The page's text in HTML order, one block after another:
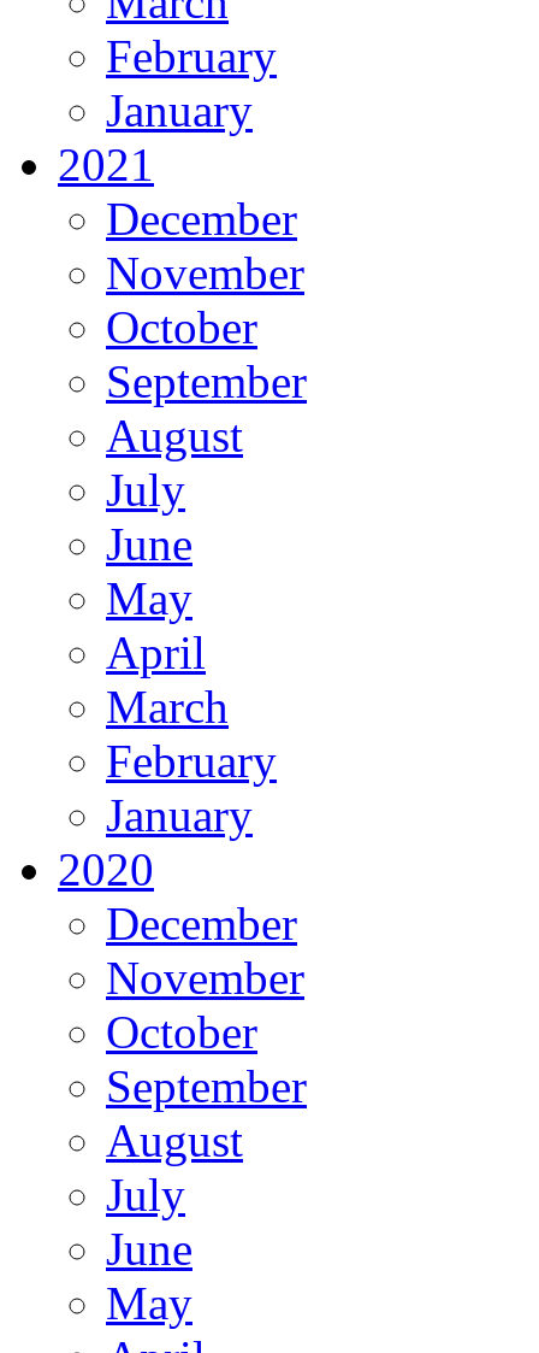
February
January
2021
December
November
October
September
August
July
June
May
April
March
February
January
2020
December
November
October
September
August
July
June
May